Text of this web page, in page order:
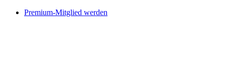
Premium-Mitglied werden